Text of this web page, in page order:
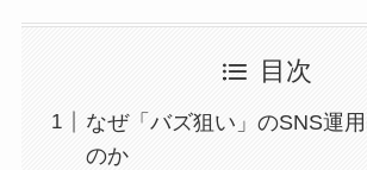
目次
なぜ「バズ狙い」のSNS運
のか